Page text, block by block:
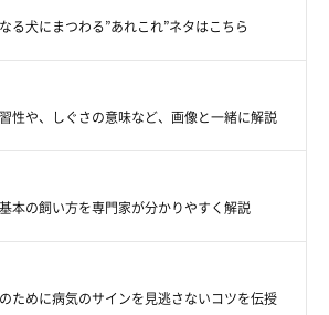
を理解し、適切な量の最適なフードを与え
していつもと違う様子が見られたら専門家
を受診する
の早さで年を取ることを理解し、定期的に
る犬にまつわる”あれこれ”ネタはこちら
性や、しぐさの意味など、画像と一緒に解説
本の飼い方を専門家が分かりやすく解説
ために病気のサインを見逃さないコツを伝授